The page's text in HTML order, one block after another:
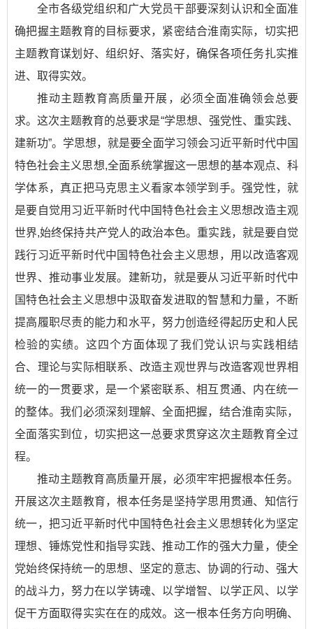
全市各级党组织和广大党员干部要深刻认识和全面准
确把握主题教育的目标要求，紧密结合淮南实际，切实把
主题教育谋划好、组织好、落实好，确保各项任务扎实推
进、取得实效。
推动主题教育高质量开展，必须全面准确领会总要
求。这次主题教育的总要求是“学思想、强党性、重实践、
建新功”。学思想，就是要全面学习领会习近平新时代中国
特色社会主义思想,全面系统掌握这一思想的基本观点、科
学体系，真正把马克思主义看家本领学到手。强党性，就
是要自觉用习近平新时代中国特色社会主义思想改造主观
世界,始终保持共产党人的政治本色。重实践，就是要自觉
践行习近平新时代中国特色社会主义思想，用以改造客观
世界、推动事业发展。建新功，就是要从习近平新时代中
国特色社会主义思想中汲取奋发进取的智慧和力量，不断
提高履职尽责的能力和水平，努力创造经得起历史和人民
检验的实绩。这四个方面体现了我们党认识与实践相结
合、理论与实际相联系、改造主观世界与改造客观世界相
统一的一贯要求，是一个紧密联系、相互贯通、内在统一
的整体。我们必须深刻理解、全面把握，结合淮南实际，
全面落实到位，切实把这一总要求贯穿这次主题教育全过
程。
推动主题教育高质量开展，必须牢牢把握根本任务。
开展这次主题教育，根本任务是坚持学思用贯通、知信行
统一，把习近平新时代中国特色社会主义思想转化为坚定
理想、锤炼党性和指导实践、推动工作的强大力量，使全
党始终保持统一的思想、坚定的意志、协调的行动、强大
的战斗力，努力在以学铸魂、以学增智、以学正风、以学
促干方面取得实实在在的成效。这一根本任务方向明确、